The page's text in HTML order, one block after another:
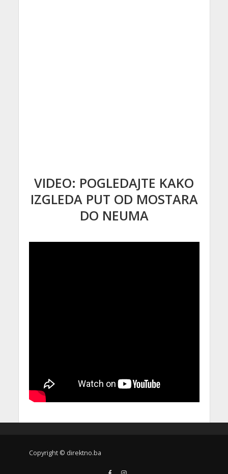
VIDEO: POGLEDAJTE KAKO
IZGLEDA PUT OD MOSTARA
DO NEUMA
Copyright © direktno.ba